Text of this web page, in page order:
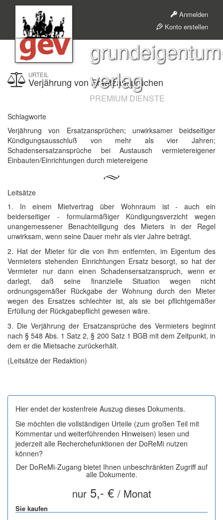
Anmelden
Konto erstellen
verlag
PREMIUM DIENSTE
URTEIL
Verjährung von Ersatzansprüchen
Schlagworte
Verjährung von Ersatzansprüchen; unwirksamer beidseitiger
Kündigungsausschluß von mehr als vier Jahren;
Schadensersatzansprüche bei Austausch vermietereigener
Einbauten/Einrichtungen durch mietereigene
Leitsätze
1. In einem Mietvertrag über Wohnraum ist - auch ein
beiderseitiger - formularmäßiger Kündigungsverzicht wegen
unangemessener Benachteiligung des Mieters in der Regel
unwirksam, wenn seine Dauer mehr als vier Jahre beträgt.
2. Hat der Mieter für die von ihm entfernten, im Eigentum des
Vermieters stehenden Einrichtungen Ersatz besorgt, so hat der
Vermieter nur dann einen Schadensersatzanspruch, wenn er
darlegt, daß seine finanzielle Situation wegen nicht
ordnungsgemäßer Rückgabe der Wohnung durch den Mieter
wegen des Ersatzes schlechter ist, als sie bei pflichtgemäßer
Erfüllung der Rückgabepflicht gewesen wäre.
3. Die Verjährung der Ersatzansprüche des Vermieters beginnt
nach § 548 Abs. 1 Satz 2, § 200 Satz 1 BGB mit dem Zeitpunkt, in
dem er die Mietsache zurückerhält.
(Leitsätze der Redaktion)
Hier endet der kostenfreie Auszug dieses Dokuments.
Sie möchten die vollständigen Urteile (zum großen Teil mit
Kommentar und weiterführenden Hinweisen) lesen und
jederzeit alle Recherchefunktionen der DoReMi nutzen
können?
Der DoReMi-Zugang bietet Ihnen unbeschränkten Zugriff auf
alle Dokumente.
nur5,- € / Monat
Sie kaufen